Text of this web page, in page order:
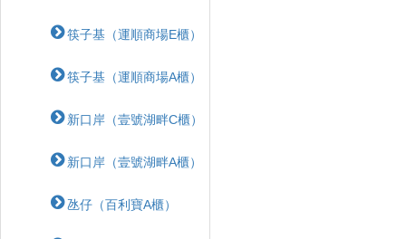
筷子基（運順商場E櫃）
筷子基（運順商場A櫃）
新口岸（壹號湖畔C櫃）
新口岸（壹號湖畔A櫃）
氹仔（百利寶A櫃）